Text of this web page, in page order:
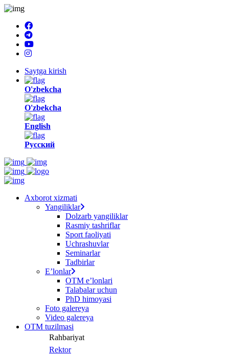
Saytga kirish
O'zbekcha
O'zbekcha
English
Русский
Axborot xizmati
Yangiliklar
Dolzarb yangiliklar
Rasmiy tashriflar
Sport faoliyati
Uchrashuvlar
Seminarlar
Tadbirlar
Eʼlonlar
OTM eʼlonlari
Talabalar uchun
PhD himoyasi
Foto galereya
Video galereya
OTM tuzilmasi
Rahbariyat
Rektor